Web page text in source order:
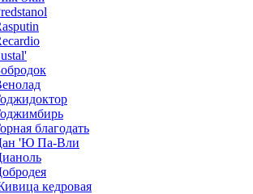
благодать
'Ю Па-Вли
кедровая